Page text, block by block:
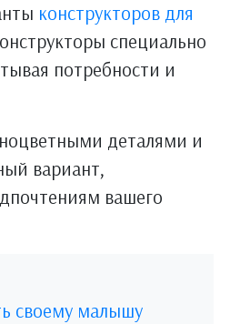
конструкторов для
специально
потребности и
деталями и
вариант,
вашего
своему малышу